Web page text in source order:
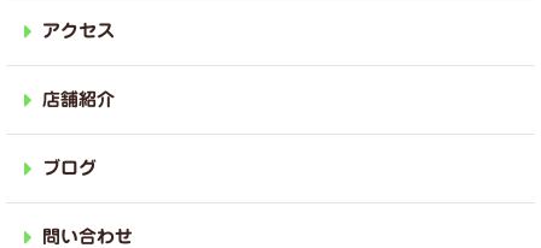
アクセス
店舗紹介
ブログ
問い合わせ